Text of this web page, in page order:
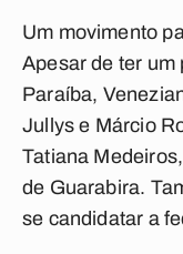
Um movimento
Apesar de ter um
Paraíba,
Jullys e Márcio
Tatiana
de Guarabira.
se candidatar a